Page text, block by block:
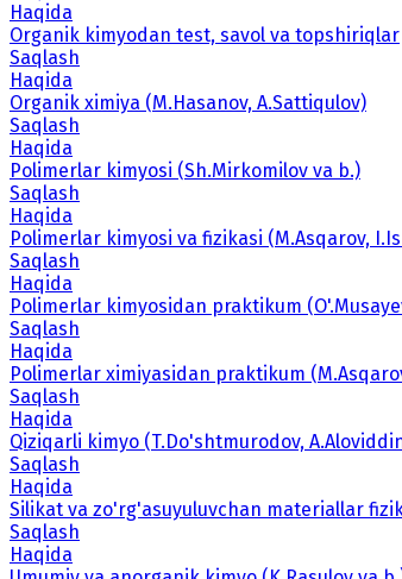
Haqida
Organik kimyodan test, savol va topshiriqlar
Saqlash
Haqida
Organik ximiya (M.Hasanov, A.Sattiqulov)
Saqlash
Haqida
Polimerlar kimyosi (Sh.Mirkomilov va b.)
Saqlash
Haqida
Polimerlar kimyosi va fizikasi (M.Asqarov,
Saqlash
Haqida
Polimerlar kimyosidan praktikum
Saqlash
Haqida
Polimerlar ximiyasidan praktikum
Saqlash
Haqida
Qiziqarli kimyo (T.Do'shtmurodov,
Saqlash
Haqida
Silikat va zo'rg'asuyuluvchan materiallar
Saqlash
Haqida